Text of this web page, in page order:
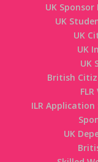
UK
UK
UK
UK
UK
British
ILR Application
UK